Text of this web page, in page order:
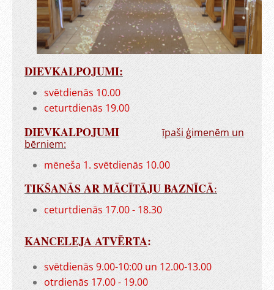
DIEVKALPOJUMI:
svētdienās 10.00
ceturtdienās 19.00
DIEVKALPOJUMI
īpaši ģimenēm un
bērniem:
mēneša 1. svētdienās 10.00
TIKŠANĀS AR MĀCĪTĀJU BAZNĪCĀ:
ceturtdienās 17.00 - 18.30
KANCELEJA ATVĒRTA:
svētdienās 9.00-10:00 un 12.00-13.00
otrdienās 17.00 - 19.00